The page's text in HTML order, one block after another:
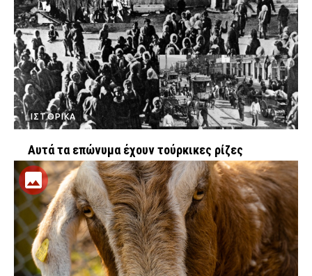
ΙΣΤΟΡΙΚΑ
Αυτά τα επώνυμα έχουν τούρκικες ρίζες